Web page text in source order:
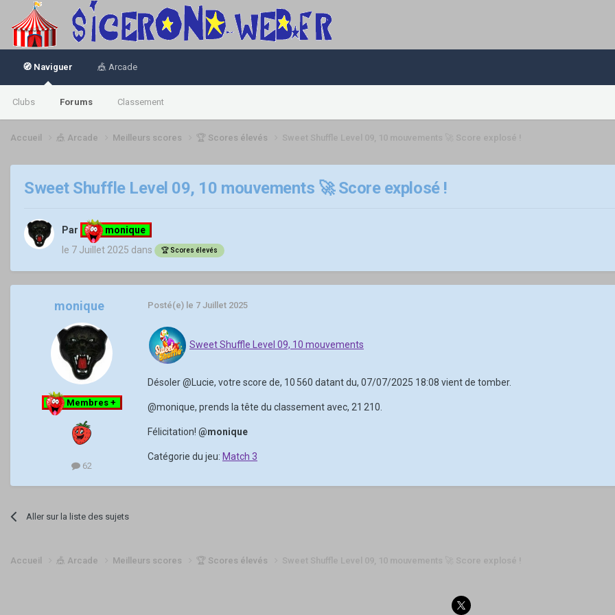
🧭 Naviguer
Clubs Forums Classement
🎪 Arcade
Accueil 🎪 Arcade Meilleurs scores 🏆 Scores élevés Sweet Shuffle Level 09, 10 mouvements 🚀 Score explosé !
Sweet Shuffle Level 09, 10 mouvements 🚀 Score explosé !
Par
monique
le 7 Juillet 2025 dans 🏆 Scores élevés
monique
Membres +
62
Posté(e) le 7 Juillet 2025
Sweet Shuffle Level 09, 10 mouvements
Désoler@Lucie, votre score de, 10 560 datant du, 07/07/2025 18:08 vient de tomber.
@monique, prends la tête du classement avec, 21 210.
Félicitation! @monique
Catégorie du jeu: Match 3
Aller sur la liste des sujets
Accueil 🎪 Arcade Meilleurs scores 🏆 Scores élevés Sweet Shuffle Level 09, 10 mouvements 🚀 Score explosé !